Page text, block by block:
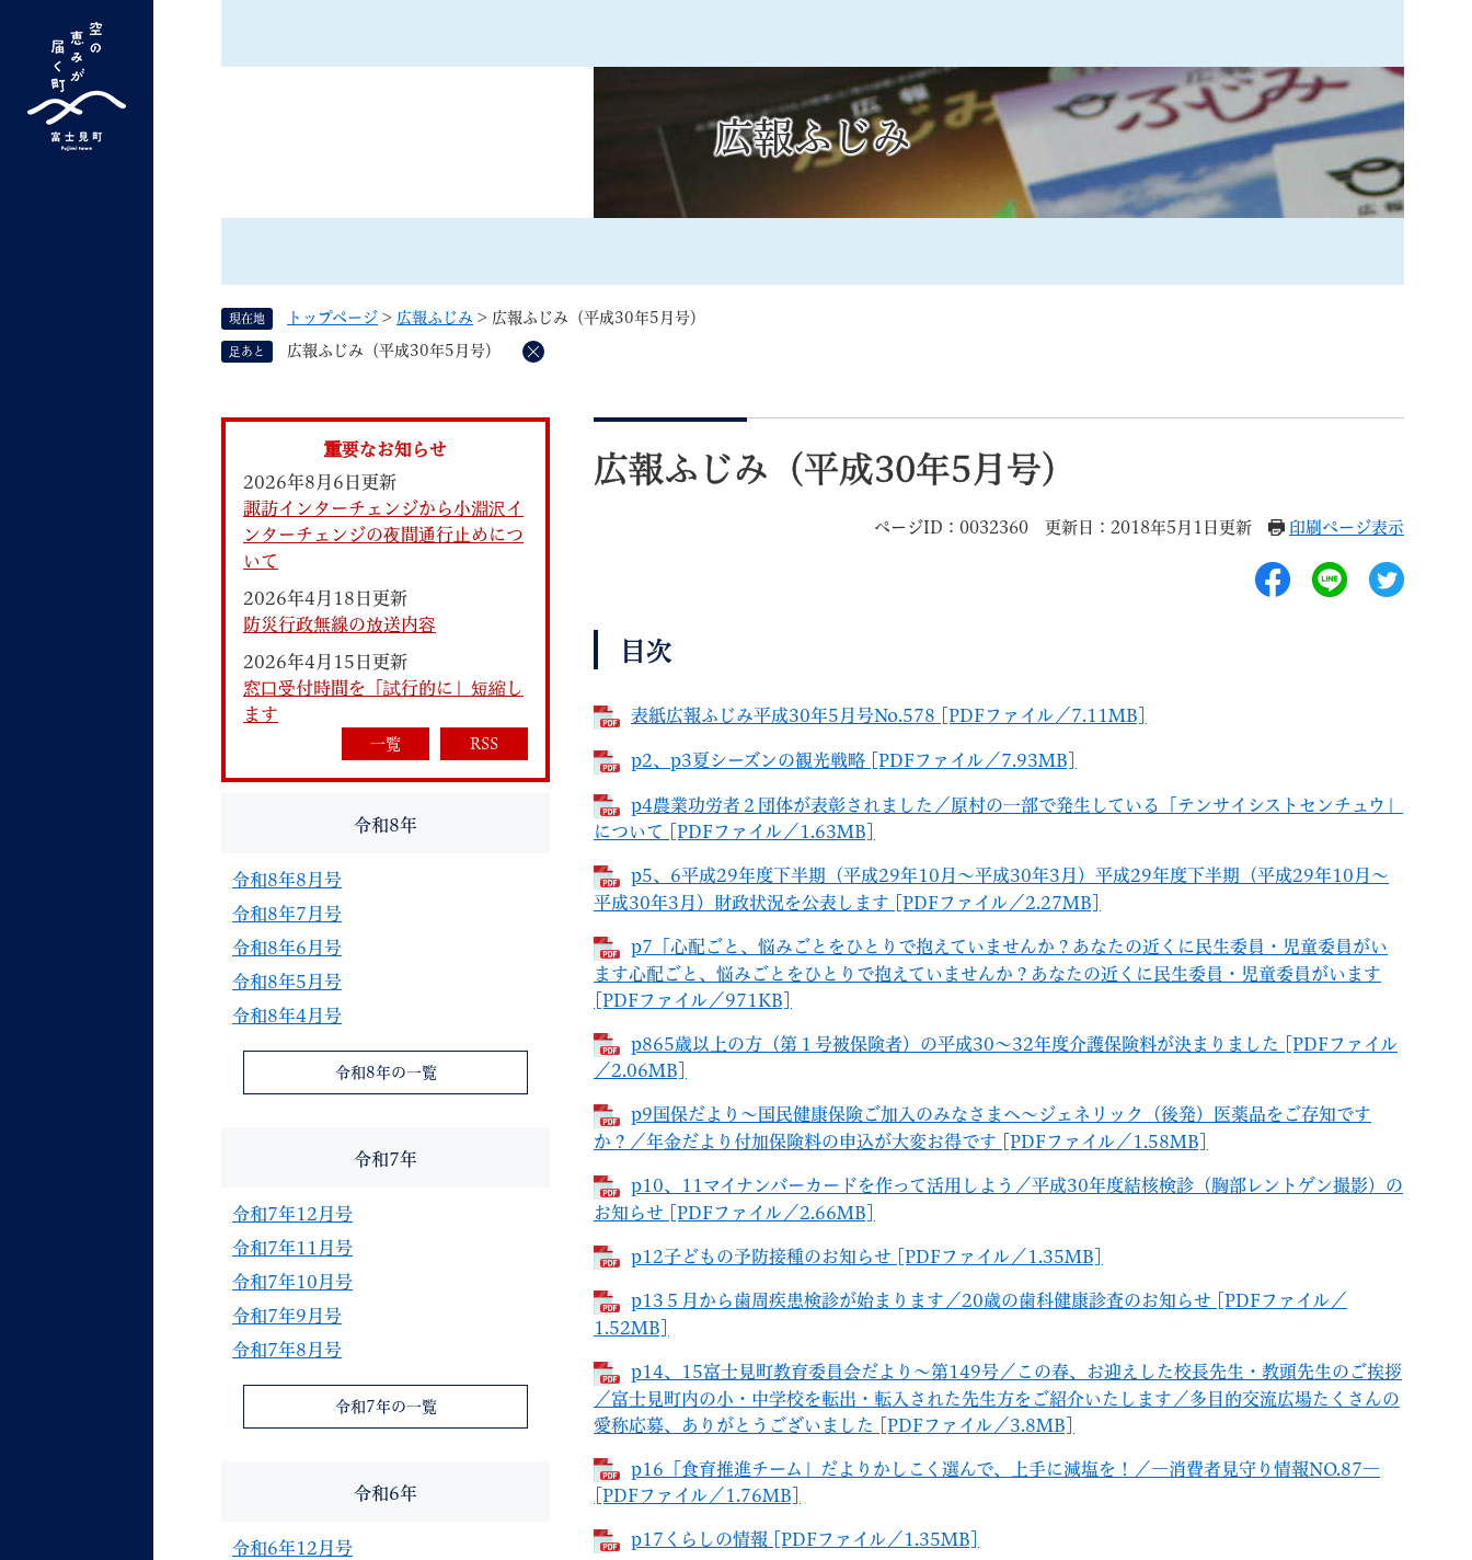
ム
すべて ページ PDF 記事ID検索
特別定額給付金
くらしの情報 しごと・町づくり
組織で探す
妊娠・出産 子育て
音声読み上げ 文字サイズ 標準 拡大 ページを一時保存する
携帯サイト
広報ふじみ
現在地 トップページ > 広報ふじみ > 広報ふじみ（平成30年5月号）
足あと 広報ふじみ（平成30年5月号）
削
文
広報ふじみ（平成30年5月号）
ページID：0032360 更新日：2018年5月1日更新 印刷ページ表示
目次
表紙広報ふじみ平成30年5月号No.578 [PDFファイル／7.11MB]
p2、p3夏シーズンの観光戦略 [PDFファイル／7.93MB]
p4農業功労者２団体が表彰されました／原村の一部で発生している「テンサイシストセンチュウ」
について [PDFファイル／1.63MB]
p5、6平成29年度下半期（平成29年10月～平成30年3月）平成29年度下半期（平成29年10月～
平成30年3月）財政状況を公表します [PDFファイル／2.27MB]
p7「心配ごと、悩みごとをひとりで抱えていませんか？あなたの近くに民生委員・児童委員がい
ます心配ごと、悩みごとをひとりで抱えていませんか？あなたの近くに民生委員・児童委員がいます
[PDFファイル／971KB]
p865歳以上の方（第１号被保険者）の平成30～32年度介護保険料が決まりました [PDFファイル
／2.06MB]
p9国保だより～国民健康保険ご加入のみなさまへ～ジェネリック（後発）医薬品をご存知です
か？／年金だより付加保険料の申込が大変お得です [PDFファイル／1.58MB]
p10、11マイナンバーカードを作って活用しよう／平成30年度結核検診（胸部レントゲン撮影）の
お知らせ [PDFファイル／2.66MB]
p12子どもの予防接種のお知らせ [PDFファイル／1.35MB]
p13５月から歯周疾患検診が始まります／20歳の歯科健康診査のお知らせ [PDFファイル／
1.52MB]
p14、15富士見町教育委員会だより～第149号／この春、お迎えした校長先生・教頭先生のご挨拶
／富士見町内の小・中学校を転出・転入された先生方をご紹介いたします／多目的交流広場たくさんの
愛称応募、ありがとうございました [PDFファイル／3.8MB]
p16「食育推進チーム」だよりかしこく選んで、上手に減塩を！／―消費者見守り情報NO.87―
[PDFファイル／1.76MB]
p17くらしの情報 [PDFファイル／1.35MB]
重要なお知らせ
2026年8月6日更新
諏訪インターチェンジから小淵沢イ
ンターチェンジの夜間通行止めにつ
いて
2026年4月18日更新
防災行政無線の放送内容
2026年4月15日更新
窓口受付時間を「試行的に」短縮し
ます
一覧 RSS
令和8年
令和8年8月号
令和8年7月号
令和8年6月号
令和8年5月号
令和8年4月号
令和8年の一覧
令和7年
令和7年12月号
令和7年11月号
令和7年10月号
令和7年9月号
令和7年8月号
令和7年の一覧
令和6年
令和6年12月号